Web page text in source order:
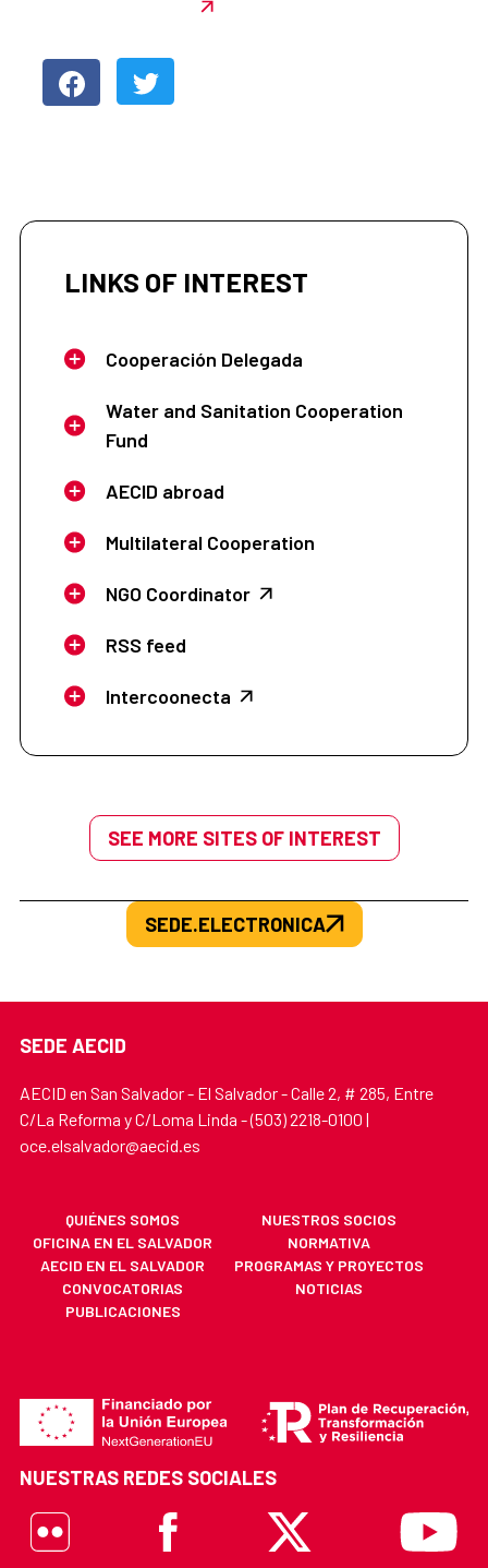
LINKS OF INTEREST
Cooperación Delegada
Water and Sanitation Cooperation
Fund
AECID abroad
Multilateral Cooperation
NGO Coordinator
RSS feed
Intercoonecta
SEE MORE SITES OF INTEREST
SEDE.ELECTRONICA
SEDE AECID
AECID en San Salvador - El Salvador - Calle 2, # 285, Entre
C/La Reforma y C/Loma Linda - (503) 2218-0100 |
oce.elsalvador@aecid.es
QUIÉNES SOMOS
NUESTROS SOCIOS
OFICINA EN EL SALVADOR
NORMATIVA
AECID EN EL SALVADOR
PROGRAMAS Y PROYECTOS
CONVOCATORIAS
NOTICIAS
PUBLICACIONES
NUESTRAS REDES SOCIALES
Flickr
Facebook X Youtube